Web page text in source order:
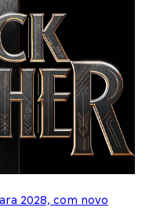
2028, com novo